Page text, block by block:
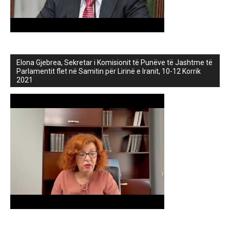
Elona Gjebrea, Sekretar i Komisionit të Punëve të Jashtme të
Parlamentit flet në Samitin për Lirinë e Iranit, 10-12 Korrik
2021